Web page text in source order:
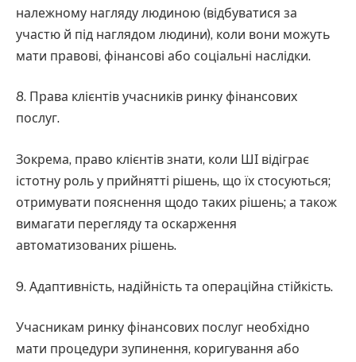
належному нагляду людиною (відбуватися за
участю й під наглядом людини), коли вони можуть
мати правові, фінансові або соціальні наслідки.
8. Права клієнтів учасників ринку фінансових
послуг.
Зокрема, право клієнтів знати, коли ШІ відіграє
істотну роль у прийнятті рішень, що їх стосуються;
отримувати пояснення щодо таких рішень; а також
вимагати перегляду та оскарження
автоматизованих рішень.
9. Адаптивність, надійність та операційна стійкість.
Учасникам ринку фінансових послуг необхідно
мати процедури зупинення, коригування або